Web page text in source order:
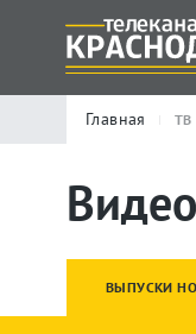
Главная ТВ
ВЫПУСКИ